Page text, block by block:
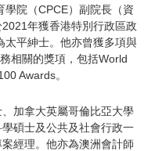
學院（CPCE）副院長（資
年獲香港特別行政區政
太平紳士。他亦曾獲多項與
相關的獎項，包括World
Awards。
加拿大英屬哥倫比亞大學
碩士及公共及社會行政一
經理。他亦為澳洲會計師